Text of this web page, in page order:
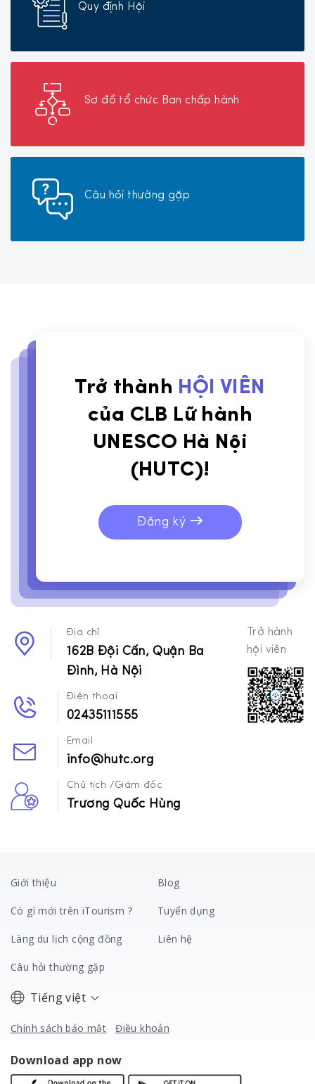
Quy định Hội
Sơ đồ tổ chức Ban chấp hành
Câu hỏi thường gặp
Trở thành HỘI VIÊN
của CLB Lữ hành
UNESCO Hà Nội
(HUTC)!
Đăng ký
Địa chỉ
162B Đội Cấn, Quận Ba
Đình, Hà Nội
Điện thoại
02435111555
Email
info@hutc.org
Chủ tịch /Giám đốc
Trương Quốc Hùng
Trở hành
hội viên
Giới thiệu Blog
Có gì mới trên iTourism ? Tuyển dụng
Làng du lịch cộng đồng Liên hệ
Câu hỏi thường gặp
Tiếng việt
Chính sách bảo mật Điều khoản
Download app now